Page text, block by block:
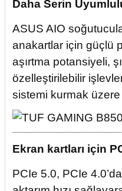
Daha Serin
ASUS AIO
anakartlar için güçlü
aşırtma potansiyeli,
özelleştirilebilir
sistemi kurmak
Ekran kartları için
PCIe 5.0, PCIe